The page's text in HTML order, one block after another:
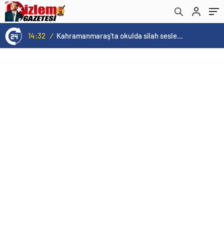
14:32 / Kahramanmaraş’ta okulda silah sesleri duyuldu! Ölü ve yaralılar var
geheime Leben der Bäume [Ağaçların Gizli
Yaşamı]online haber